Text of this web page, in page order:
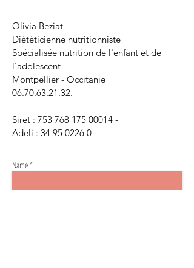
Olivia Beziat
Diététicienne nutritionniste
Spécialisée nutrition de l'enfant et de
l'adolescent
Montpellier - Occitanie
06.70.63.21.32.
Siret : 753 768 175 00014 -
Adeli : 34 95 0226 0
Name *